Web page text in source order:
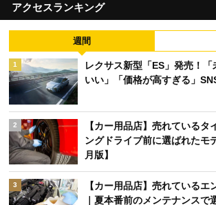
アクセスランキング
週間
1
レクサス新型「ES」発売！「
いい」「価格が高すぎる」
2
【カー用品店】売れているタ
ングドライブ前に選ばれたモ
月版】
3
【カー用品店】売れている
｜夏本番前のメンテナンスで